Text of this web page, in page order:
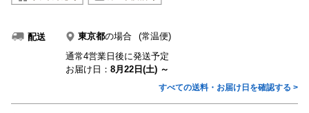
配送 東京都の場合
(常温便)
通常4営業日後に発送予定
お届け日： 8月22日(土) ～
すべての送料・お届け日を確認する >